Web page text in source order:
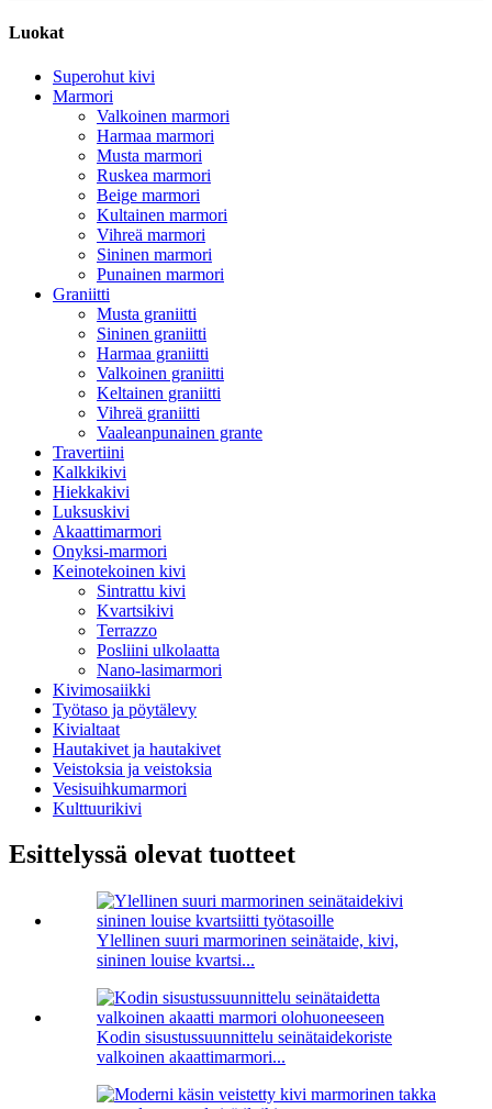
Luokat
Superohut kivi
Marmori
Valkoinen marmori
Harmaa marmori
Musta marmori
Ruskea marmori
Beige marmori
Kultainen marmori
Vihreä marmori
Sininen marmori
Punainen marmori
Graniitti
Musta graniitti
Sininen graniitti
Harmaa graniitti
Valkoinen graniitti
Keltainen graniitti
Vihreä graniitti
Vaaleanpunainen grante
Travertiini
Kalkkikivi
Hiekkakivi
Luksuskivi
Akaattimarmori
Onyksi-marmori
Keinotekoinen kivi
Sintrattu kivi
Kvartsikivi
Terrazzo
Posliini ulkolaatta
Nano-lasimarmori
Kivimosaiikki
Työtaso ja pöytälevy
Kivialtaat
Hautakivet ja hautakivet
Veistoksia ja veistoksia
Vesisuihkumarmori
Kulttuurikivi
Esittelyssä olevat tuotteet
Ylellinen suuri marmorinen seinätaide, kivi,
sininen louise kvartsi...
Kodin sisustussuunnittelu seinätaidekoriste
valkoinen akaattimarmori...